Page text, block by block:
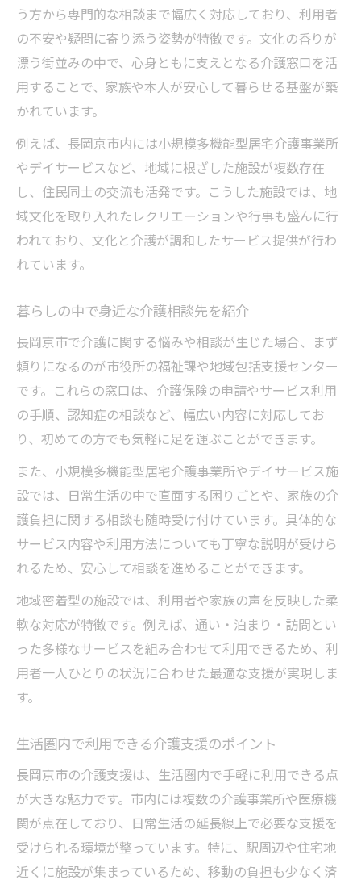
う方から専門的な相談まで幅広く対応しており、利用者
の不安や疑問に寄り添う姿勢が特徴です。文化の香りが
漂う街並みの中で、心身ともに支えとなる介護窓口を活
用することで、家族や本人が安心して暮らせる基盤が築
かれています。
例えば、長岡京市内には小規模多機能型居宅介護事業所
やデイサービスなど、地域に根ざした施設が複数存在
し、住民同士の交流も活発です。こうした施設では、地
域文化を取り入れたレクリエーションや行事も盛んに行
われており、文化と介護が調和したサービス提供が行わ
れています。
暮らしの中で身近な介護相談先を紹介
長岡京市で介護に関する悩みや相談が生じた場合、まず
頼りになるのが市役所の福祉課や地域包括支援センター
です。これらの窓口は、介護保険の申請やサービス利用
の手順、認知症の相談など、幅広い内容に対応してお
り、初めての方でも気軽に足を運ぶことができます。
また、小規模多機能型居宅介護事業所やデイサービス施
設では、日常生活の中で直面する困りごとや、家族の介
護負担に関する相談も随時受け付けています。具体的な
サービス内容や利用方法についても丁寧な説明が受けら
れるため、安心して相談を進めることができます。
地域密着型の施設では、利用者や家族の声を反映した柔
軟な対応が特徴です。例えば、通い・泊まり・訪問とい
った多様なサービスを組み合わせて利用できるため、利
用者一人ひとりの状況に合わせた最適な支援が実現しま
す。
生活圏内で利用できる介護支援のポイント
長岡京市の介護支援は、生活圏内で手軽に利用できる点
が大きな魅力です。市内には複数の介護事業所や医療機
関が点在しており、日常生活の延長線上で必要な支援を
受けられる環境が整っています。特に、駅周辺や住宅地
近くに施設が集まっているため、移動の負担も少なく済